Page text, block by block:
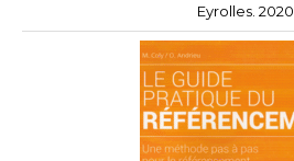
Eyrolles. 2020.